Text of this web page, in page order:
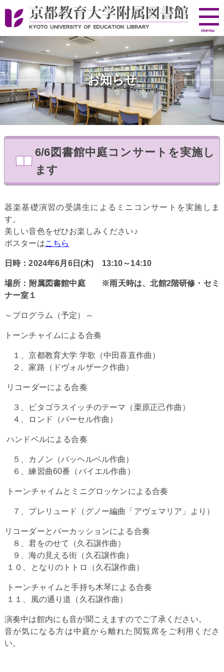
京
都
教
育
大
学
附
属
図
書
menu
お知らせ
6/6図書館中庭コンサートを実施し
ます
器楽基礎演習の受講生によるミニコンサートを実施しま
す。
美しい音色をぜひお楽しみください♪
ポスターはこちら
日時：2024年6月6日(木) 13:10～14:10
場所：附属図書館中庭 ※雨天時は、北館2階研修・セミ
ナー室１
～プログラム（予定）～
トーンチャイムによる合奏
１、京都教育大学 学歌（中田喜直作曲）
２、家路（ドヴォルザーク作曲）
リコーダーによる合奏
３、ピタゴラスイッチのテーマ（栗原正己作曲）
４、ロンド（パーセル作曲）
ハンドベルによる合奏
５、カノン（パッヘルベル作曲）
６、練習曲60番（バイエル作曲）
トーンチャイムとミニグロッケンによる合奏
７、プレリュード（グノー編曲「アヴェマリア」より）
リコーダーとパーカッションによる合奏
８、君をのせて（久石譲作曲）
９、海の見える街（久石譲作曲）
１０、となりのトトロ（久石譲作曲）
トーンチャイムと手持ち木琴による合奏
１１、風の通り道（久石譲作曲）
演奏中は館内にも音が聞こえますのでご了承ください。
音が気になる方は中庭から離れた閲覧席をご利用くださ
い。